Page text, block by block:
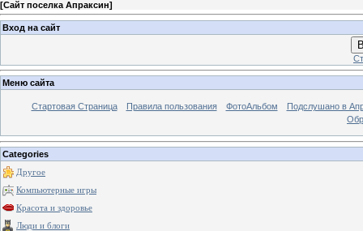
[Сайт поселка Апраксин]
Вход на сайт
Меню сайта
Стартовая Страница Правила пользования ФотоАльбом
Подслушано в
Categories
Другое
Компьютерные игры
Красота и здоровье
Люди и блоги